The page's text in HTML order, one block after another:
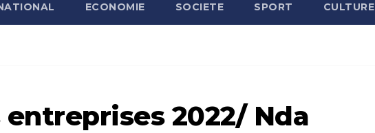
ECONOMIE SOCIETE SPORT CULTURE
2022/ Nda